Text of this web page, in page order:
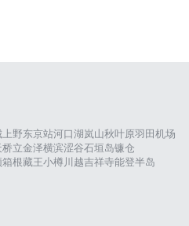
上野东京站河口湖岚山秋叶原羽田机场
桥立金泽横滨涩谷石垣岛镰仓
箱根藏王小樽川越吉祥寺能登半岛